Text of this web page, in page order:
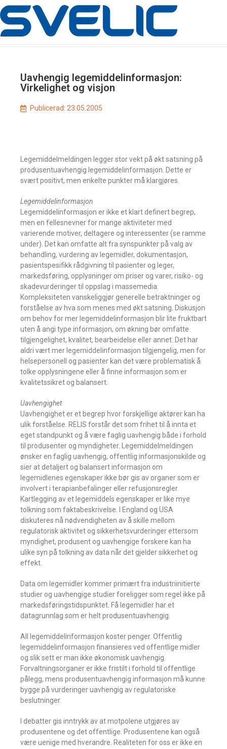
Uavhengig legemiddelinformasjon:
Virkelighet og visjon
Publicerad: 23.05.2005
Legemiddelmeldingen legger stor vekt på økt satsning på
produsentuavhengig legemiddelinformasjon. Dette er
svært positivt, men enkelte punkter må klargjøres.
Legemiddelinformasjon
Legemiddelinformasjon er ikke et klart definert begrep,
men en fellesnevner for mange aktiviteter med
varierende motiver, deltagere og interessenter (se ramme
under). Det kan omfatte alt fra synspunkter på valg av
behandling, vurdering av legemidler, dokumentasjon,
pasientspesifikk rådgivning til pasienter og leger,
markedsføring, opplysninger om priser og varer, risiko- og
skadevurderinger til oppslag i massemedia.
Kompleksiteten vanskeliggjør generelle betraktninger og
forståelse av hva som menes med økt satsning. Diskusjon
om behov for mer legemiddelinformasjon blir lite fruktbart
uten å angi type informasjon, om økning bør omfatte
tilgjengelighet, kvalitet, bearbeidelse eller annet. Det har
aldri vært mer legemiddelinformasjon tilgjengelig, men for
helsepersonell og pasienter kan det være problematisk å
tolke opplysningene eller å finne informasjon som er
kvalitetssikret og balansert.
Uavhengighet
Uavhengighet er et begrep hvor forskjellige aktører kan ha
ulik forståelse. RELIS forstår det som frihet til å innta et
eget standpunkt og å være faglig uavhengig både i forhold
til produsenter og myndigheter. Legemiddelmeldingen
ønsker en faglig uavhengig, offentlig informasjonskilde og
sier at detaljert og balansert informasjon om
legemidlenes egenskaper ikke bør gis av organer som er
involvert i terapianbefalinger eller refusjonsregler.
Kartlegging av et legemiddels egenskaper er like mye
tolkning som faktabeskrivelse. I England og USA
diskuteres nå nødvendigheten av å skille mellom
regulatorisk aktivitet og sikkerhetsvurderinger ettersom
myndighet, produsent og uavhengige forskere kan ha
ulike syn på tolkning av data når det gjelder sikkerhet og
effekt.
Data om legemidler kommer primært fra industriinitierte
studier og uavhengige studier foreligger som regel ikke på
markedsføringstidspunktet. Få legemidler har et
datagrunnlag som er helt produsentuavhengig.
All legemiddelinformasjon koster penger. Offentlig
legemiddelinformasjon finansieres ved offentlige midler
og slik sett er man ikke økonomisk uavhengig.
Forvaltningsorganer er ikke fristilt i forhold til offentlige
pålegg, mens produsentuavhengig informasjon må kunne
bygge på vurderinger uavhengig av regulatoriske
beslutninger.
I debatter gis inntrykk av at motpolene utgjøres av
produsentene og det offentlige. Produsentene kan også
være uenige med hverandre. Realiteten for oss er ikke en